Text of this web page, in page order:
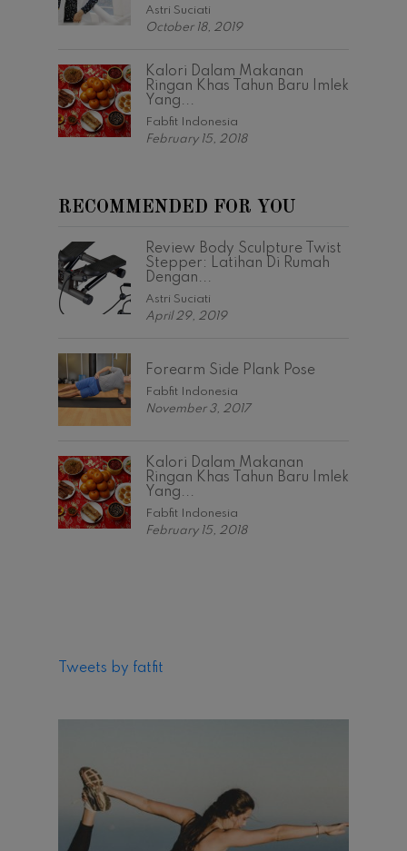
Astri Suciati
October 18, 2019
Kalori Dalam Makanan
Ringan Khas Tahun Baru Imlek
Yang...
Fabfit Indonesia
February 15, 2018
RECOMMENDED FOR YOU
Review Body Sculpture Twist
Stepper: Latihan Di Rumah
Dengan...
Astri Suciati
April 29, 2019
Forearm Side Plank Pose
Fabfit Indonesia
November 3, 2017
Kalori Dalam Makanan
Ringan Khas Tahun Baru Imlek
Yang...
Fabfit Indonesia
February 15, 2018
Tweets by fatfit